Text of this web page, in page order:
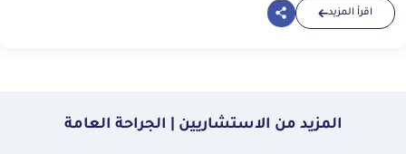
اقرأ المزيد
المزيد من الاستشاريين | الجراحة العامة